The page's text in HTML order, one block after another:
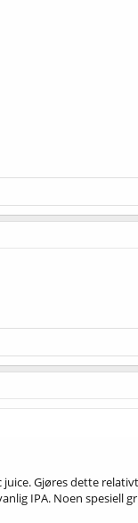
Gjøres dette
IPA. Noen spesiell